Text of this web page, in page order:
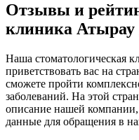
Отзывы и
клиника Атырау
Наша стоматологическая
приветствовать вас на
сможете пройти
заболеваний. На этой
описание нашей компании,
данные для обращения в